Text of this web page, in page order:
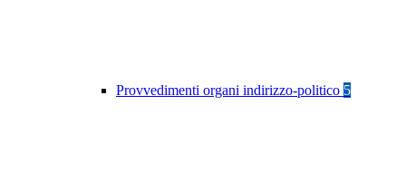
Provvedimenti organi indirizzo-politico 5